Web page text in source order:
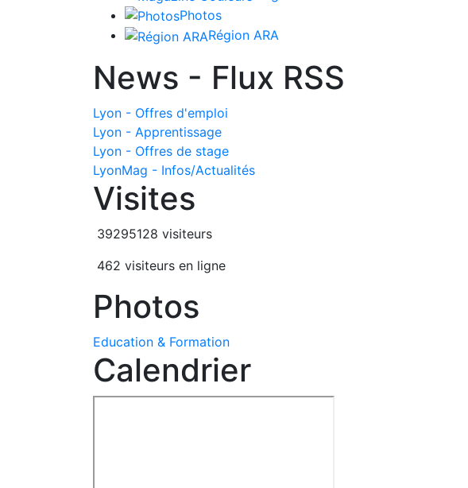
Photos
Région ARA
News - Flux RSS
Lyon - Offres d'emploi
Lyon - Apprentissage
Lyon - Offres de stage
LyonMag - Infos/Actualités
Visites
39295128 visiteurs
462 visiteurs en ligne
Photos
Education & Formation
Calendrier